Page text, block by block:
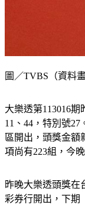
圖／TVBS（資料畫
大樂透第113016期
11、44，特別號
區開出，頭獎金額
項尚有223組，今
昨晚大樂透頭獎在
彩券行開出，下期